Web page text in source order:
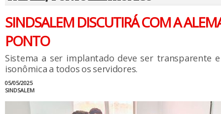
SINDSALEM DISCUTIRÁ COM A
PONTO
Sistema a ser implantado deve ser transparente
isonômica a todos os servidores.
05/05/2025
SINDSALEM